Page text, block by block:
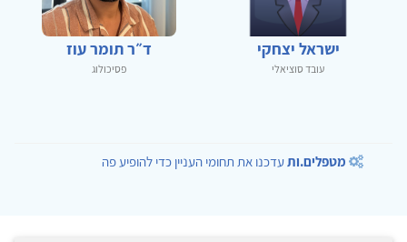
ישראל יצחקי
עובד סוציאלי
ד״ר תומר עוז
פסיכולוג
מטפלים.ותעדכנו את תחומי העניין כדי להופיע פה